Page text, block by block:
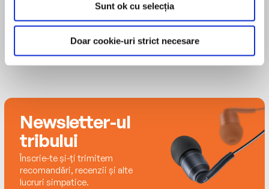
Sunt ok cu selecția
Doar cookie-uri strict necesare
Newsletter-ul
tribului
Înscrie-te și-ți trimitem
recomandări, recenzii și alte
lucruri simpatice.